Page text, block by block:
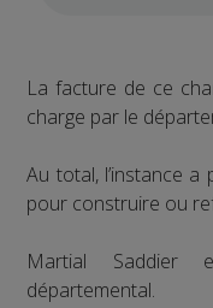
La facture de ce
charge par le
Au total, l’instance a
pour construire ou
Martial Saddier
départemental.